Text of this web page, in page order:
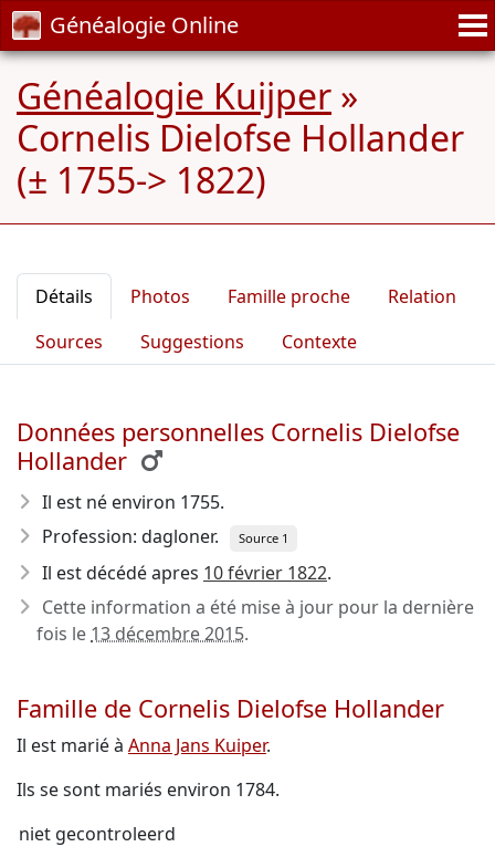
Généalogie Online
Généalogie Kuijper »
Cornelis Dielofse Hollander
(± 1755-> 1822)
Détails Photos Famille proche
Relation
Sources
Suggestions Contexte
Données personnelles Cornelis Dielofse
Hollander
Il est né environ 1755.
Profession: dagloner.
Source 1
Il est décédé apres 10 février 1822.
Cette information a été mise à jour pour la dernière
fois le 13 décembre 2015.
Famille de Cornelis Dielofse Hollander
Il est marié à Anna Jans Kuiper.
Ils se sont mariés environ 1784.
niet gecontroleerd